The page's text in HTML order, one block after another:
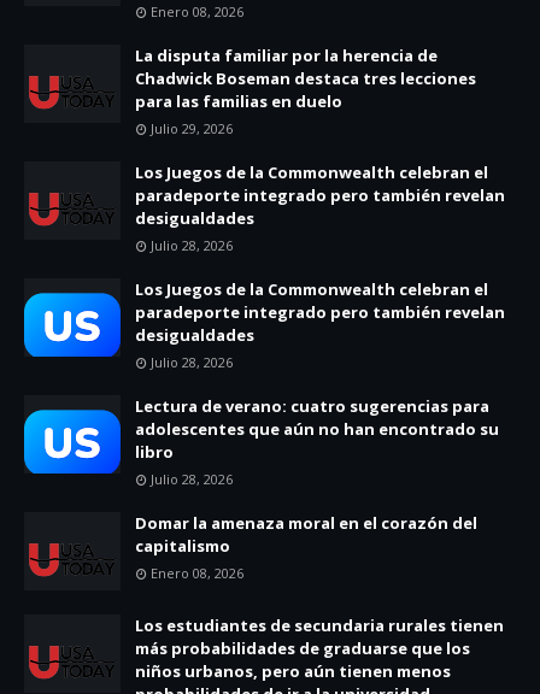
Enero 08, 2026
La disputa familiar por la herencia de
Chadwick Boseman destaca tres lecciones
para las familias en duelo
Julio 29, 2026
Los Juegos de la Commonwealth celebran el
paradeporte integrado pero también revelan
desigualdades
Julio 28, 2026
Los Juegos de la Commonwealth celebran el
paradeporte integrado pero también revelan
desigualdades
Julio 28, 2026
Lectura de verano: cuatro sugerencias para
adolescentes que aún no han encontrado su
libro
Julio 28, 2026
Domar la amenaza moral en el corazón del
capitalismo
Enero 08, 2026
Los estudiantes de secundaria rurales tienen
más probabilidades de graduarse que los
niños urbanos, pero aún tienen menos